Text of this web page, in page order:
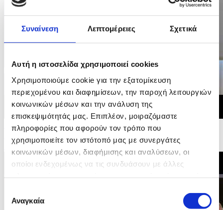
Συναίνεση Λεπτομέρειες Σχετικά
Αυτή η ιστοσελίδα χρησιμοποιεί cookies
Χρησιμοποιούμε cookie για την εξατομίκευση
περιεχομένου και διαφημίσεων, την παροχή λειτουργιών
κοινωνικών μέσων και την ανάλυση της
επισκεψιμότητάς μας. Επιπλέον, μοιραζόμαστε
πληροφορίες που αφορούν τον τρόπο που
χρησιμοποιείτε τον ιστότοπό μας με συνεργάτες
κοινωνικών μέσων, διαφήμισης και αναλύσεων, οι
οποίοι ενδεχομένως να τις συνδυάσουν με άλλες
των υπηρεσιών τους.
συγκατάθεσης
Αναγκαία
10/05/2026 11:11
Δήλωση Υπουργού Εσωτερικών - Άτυπη Υπουργική
Συνάντηση για τη Στέγαση